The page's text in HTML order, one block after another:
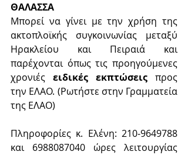
ΘΑΛΑΣΣΑ
Μπορεί να γίνει με την χρήση της
ακτοπλοϊκής συγκοινωνίας μεταξύ
Ηρακλείου και Πειραιά και
παρέχονται όπως τις προηγούμενες
χρονιές ειδικές εκπτώσεις προς
την ΕΛΑΟ. (Ρωτήστε στην Γραμματεία
της ΕΛΑΟ)
Πληροφορίες κ. Ελένη: 210‐9649788
και 6988087040 ώρες λειτουργίας